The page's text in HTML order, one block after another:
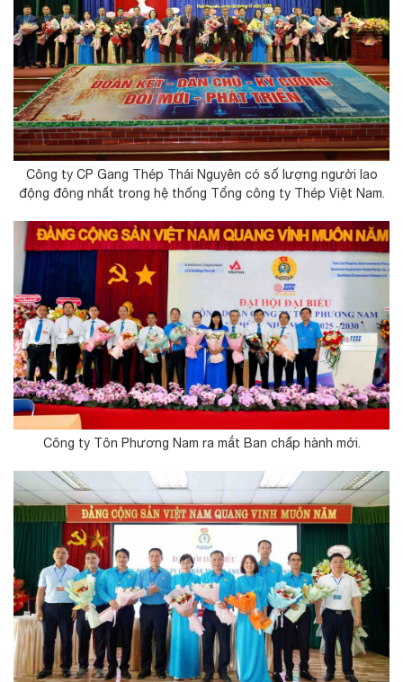
Công ty CP Gang Thép Thái Nguyên có số lượng người lao
động đông nhất trong hệ thống Tổng công ty Thép Việt Nam.
Công ty Tôn Phương Nam ra mắt Ban chấp hành mới.